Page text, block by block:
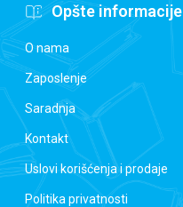
Opšte informacije
O nama
Zaposlenje
Saradnja
Kontakt
Uslovi korišćenja i prodaje
Politika privatnosti